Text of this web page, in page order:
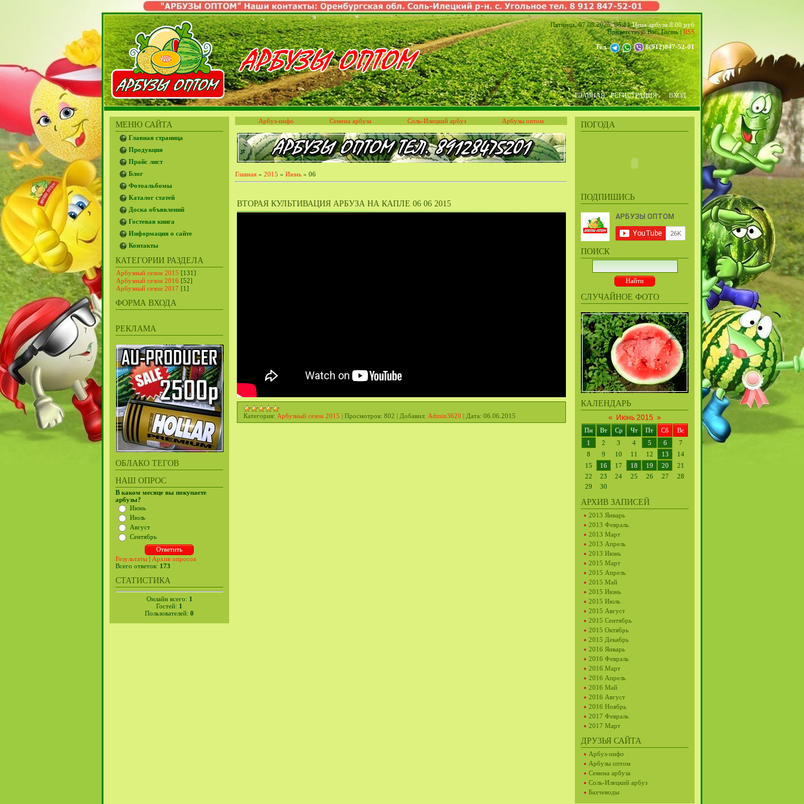
Пятница, 07.08.2026, 05:11Цена арбуза 8.00 руб
Приветствую Вас,Гость| RSS
Тел. 8(912)847-52-01
ГЛАВНАЯ РЕГИСТРАЦИЯ ВХОД
МЕНЮ САЙТА
Главная страница
Продукция
Прайс лист
Блог
Фотоальбомы
Каталог статей
Доска объявлений
Гостевая книга
Информация о сайте
Контакты
КАТЕГОРИИ РАЗДЕЛА
Арбузный сезон 2015 [131]
Арбузный сезон 2016 [52]
Арбузный сезон 2017 [1]
ФОРМА ВХОДА
РЕКЛАМА
ОБЛАКО ТЕГОВ
НАШ ОПРОС
В каком месяце вы покупаете
арбузы?
Июнь
Июль
Август
Сентябрь
Результаты | Архив опросов
Всего ответов: 173
СТАТИСТИКА
Онлайн всего: 1
Гостей: 1
Пользователей: 0
ПОГОДА
ПОДПИШИСЬ
ПОИСК
СЛУЧАЙНОЕ ФОТО
КАЛЕНДАРЬ
« Июнь 2015 »
Пн Вт Ср Чт Пт Сб
Вс
1
2 3 4 5 6
7
8
9 10 11 12 13
14
15
16 17 18 19 20
21
22
23 24 25 26 27
28
29
30
АРХИВ ЗАПИСЕЙ
2013 Январь
2013 Февраль
2013 Март
2013 Апрель
2013 Июнь
2015 Март
2015 Апрель
2015 Май
2015 Июнь
2015 Июль
2015 Август
2015 Сентябрь
2015 Октябрь
2015 Декабрь
2016 Январь
2016 Февраль
2016 Март
2016 Апрель
2016 Май
2016 Август
2016 Ноябрь
2017 Февраль
2017 Март
ДРУЗЬЯ САЙТА
Арбуз-инфо
Арбузы оптом
Семена арбуза
Соль-Илецкий арбуз
Бахчеводы
Арбуз-инфо Семена арбуза Соль-Илецкий арбуз Арбузы оптом
Главная » 2015 » Июнь » 06
ВТОРАЯ КУЛЬТИВАЦИЯ АРБУЗА НА КАПЛЕ 06 06 2015
Категория: Арбузный сезон 2015 | Просмотров: 802 | Добавил: Admin3620 | Дата: 06.06.2015